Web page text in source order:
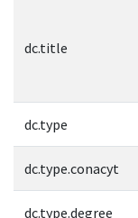
dc.title
dc.type
dc.type.conacyt
dc.type.degree